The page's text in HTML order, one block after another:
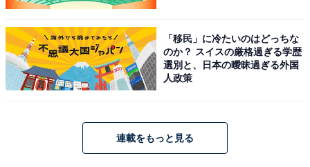
アクセス
所在地：宮城県石巻市小船越二子北下１−１
アクセス：電車・バスでお越しの場合は公式サイトをご
確認ください / 車：三陸道河北ICすぐ、国道45号線沿い /
駐車場：無料245台完備
※シャンプー・ボディソープは備え付け、タオル等の各
「移民」に冷たいのはどっちな
のか？ スイスの厳格過ぎる学歴
選別と、日本の曖昧過ぎる外国
人政策
連載をもっと見る